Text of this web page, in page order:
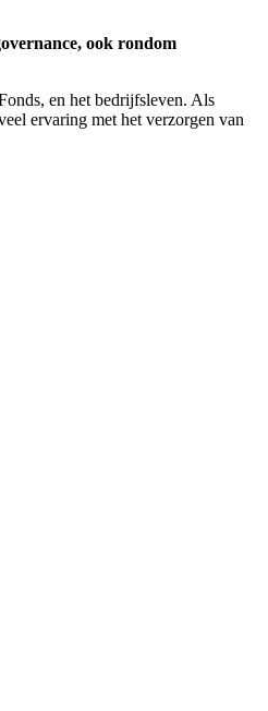
ook rondom
en het bedrijfsleven. Als
ervaring met het verzorgen van